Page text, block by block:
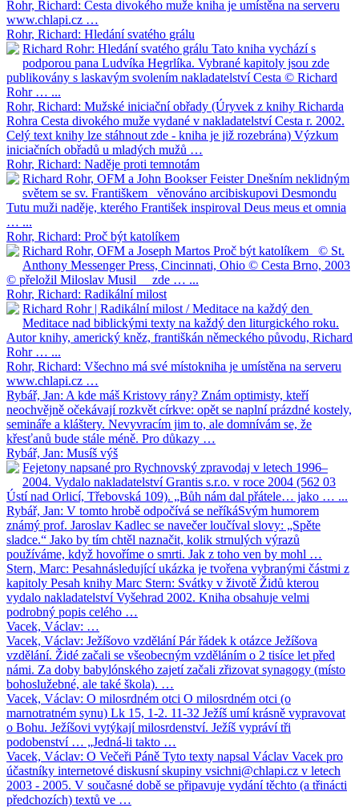
Rohr, Richard: Cesta divokého muže kniha je umístěna na serveru
www.chlapi.cz …
Rohr, Richard: Hledání svatého grálu
Richard Rohr: Hledání svatého grálu Tato kniha vychází s
podporou pana Ludvíka Hegrlíka. Vybrané kapitoly jsou zde
publikovány s laskavým svolením nakladatelství Cesta © Richard
Rohr … ...
Rohr, Richard: Mužské iniciační obřady (Úryvek z knihy Richarda
Rohra Cesta divokého muže vydané v nakladatelství Cesta r. 2002.
Celý text knihy lze stáhnout zde - kniha je již rozebrána) Výzkum
iniciačních obřadů u mladých mužů …
Rohr, Richard: Naděje proti temnotám
Richard Rohr, OFM a John Bookser Feister Dnešním neklidným
světem se sv. Františkem věnováno arcibiskupovi Desmondu
Tutu muži naděje, kterého František inspiroval Deus meus et omnia
… ...
Rohr, Richard: Proč být katolíkem
Richard Rohr, OFM a Joseph Martos Proč být katolíkem © St.
Anthony Messenger Press, Cincinnati, Ohio © Cesta Brno, 2003
© přeložil Miloslav Musil zde … ...
Rohr, Richard: Radikální milost
Richard Rohr | Radikální milost / Meditace na každý den
Meditace nad biblickými texty na každý den liturgického roku.
Autor knihy, americký kněz, františkán německého původu, Richard
Rohr … ...
Rohr, Richard: Všechno má své místokniha je umístěna na serveru
www.chlapi.cz …
Rybář, Jan: A kde máš Kristovy rány? Znám optimisty, kteří
neochvějně očekávají rozkvět církve: opět se naplní prázdné kostely,
semináře a kláštery. Nevyvracím jim to, ale domnívám se, že
křesťanů bude stále méně. Pro důkazy …
Rybář, Jan: Musíš výš
Fejetony napsané pro Rychnovský zpravodaj v letech 1996–
2004. Vydalo nakladatelství Grantis s.r.o. v roce 2004 (562 03
Ústí nad Orlicí, Třebovská 109). „Bůh nám dal přátele… jako … ...
Rybář, Jan: V tomto hrobě odpočívá se neříkáSvým humorem
známý prof. Jaroslav Kadlec se navečer loučíval slovy: „Spěte
sladce.“ Jako by tím chtěl naznačit, kolik strnulých výrazů
používáme, když hovoříme o smrti. Jak z toho ven by mohl …
Stern, Marc: Pesahnásledující ukázka je tvořena vybranými částmi z
kapitoly Pesah knihy Marc Stern: Svátky v životě Židů kterou
vydalo nakladatelství Vyšehrad 2002. Kniha obsahuje velmi
podrobný popis celého …
Vacek, Václav: …
Vacek, Václav: Ježíšovo vzděláníPár řádek k otázce Ježíšova
vzdělání. Židé začali se všeobecným vzděláním o 2 tisíce let před
námi. Za doby babylónského zajetí začali zřizovat synagogy (místo
bohoslužebné, ale také škola). …
Vacek, Václav: O milosrdném otci O milosrdném otci (o
marnotratném synu) Lk 15, 1-2. 11-32 Ježíš umí krásně vypravovat
o Bohu. Ježíšovi vytýkají milosrdenství. Ježíš vypráví tři
podobenství … „Jedná-li takto …
Vacek, Václav: O Večeři Páně Tyto texty napsal Václav Vacek pro
účastníky internetové diskusní skupiny vsichni@chlapi.cz v letech
2003 - 2005. V současné době se připavuje vydání těchto (a třinácti
předchozích) textů ve …